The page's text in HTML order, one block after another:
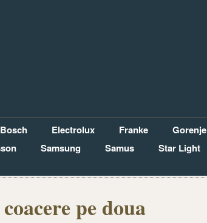
Bosch Electrolux Franke Gorenje
Samsung Samus Star Light
pe doua